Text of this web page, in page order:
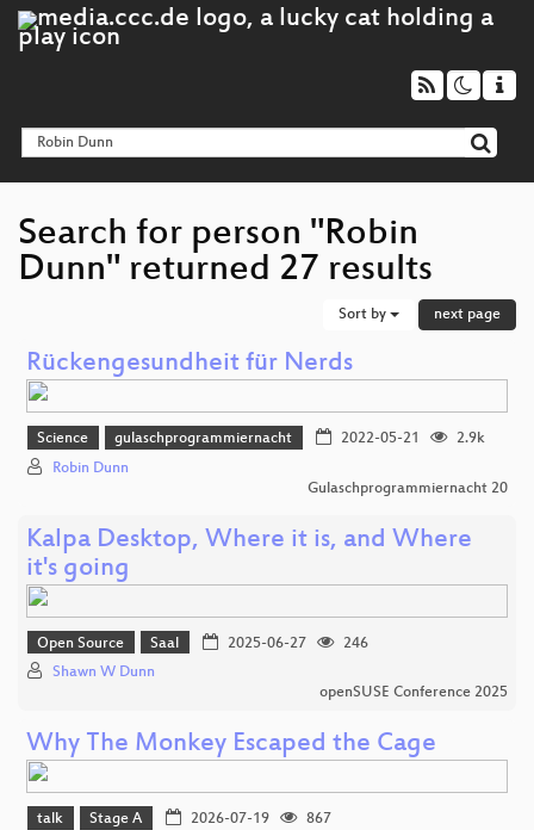
Search for person "Robin
Dunn" returned 27 results
Sort by next page
Rückengesundheit für Nerds
Science gulaschprogrammiernacht 2022-05-21
2.9k
Robin Dunn
Gulaschprogrammiernacht 20
Kalpa Desktop, Where it is, and Where
it's going
Open Source Saal 2025-06-27
246
Shawn W Dunn
openSUSE Conference 2025
Why The Monkey Escaped the Cage
talk Stage A 2026-07-19
867